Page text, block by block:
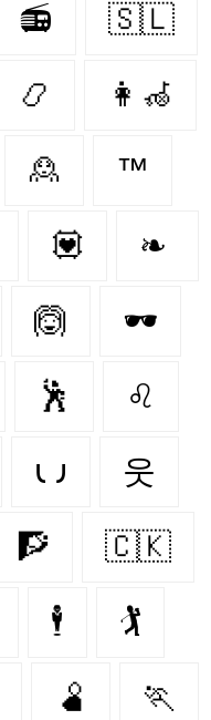
📻 🇸🇱
📿 👩‍🦽‍
🙎‍ ™
💟 ❧
🙆 🕶
🕺 ♌︎
𐑧 𐑨 웃
🧗 🇨🇰
🕴 🏌
🫄 🏃‍